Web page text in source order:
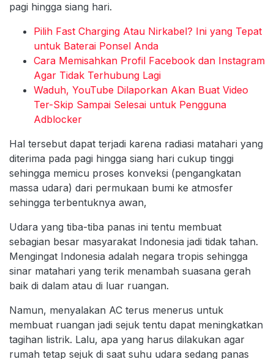
pagi hingga siang hari.
Pilih Fast Charging Atau Nirkabel? Ini yang Tepat
untuk Baterai Ponsel Anda
Cara Memisahkan Profil Facebook dan Instagram
Agar Tidak Terhubung Lagi
Waduh, YouTube Dilaporkan Akan Buat Video
Ter-Skip Sampai Selesai untuk Pengguna
Adblocker
Hal tersebut dapat terjadi karena radiasi matahari yang
diterima pada pagi hingga siang hari cukup tinggi
sehingga memicu proses konveksi (pengangkatan
massa udara) dari permukaan bumi ke atmosfer
sehingga terbentuknya awan,
Udara yang tiba-tiba panas ini tentu membuat
sebagian besar masyarakat Indonesia jadi tidak tahan.
Mengingat Indonesia adalah negara tropis sehingga
sinar matahari yang terik menambah suasana gerah
baik di dalam atau di luar ruangan.
Namun, menyalakan AC terus menerus untuk
membuat ruangan jadi sejuk tentu dapat meningkatkan
tagihan listrik. Lalu, apa yang harus dilakukan agar
rumah tetap sejuk di saat suhu udara sedang panas